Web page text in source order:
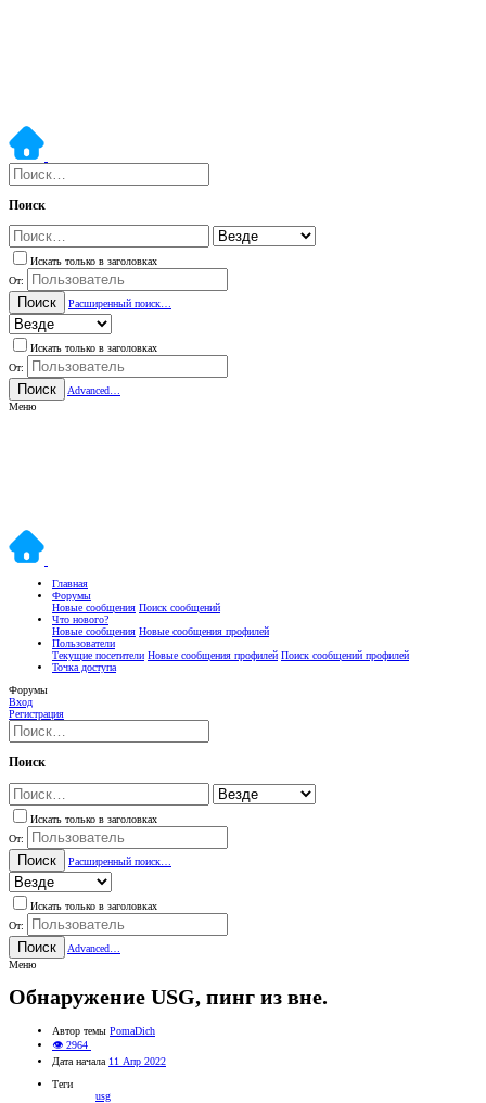
Поиск
Искать только в заголовках
От:
Поиск Расширенный поиск…
Искать только в заголовках
От:
Поиск
Advanced…
Меню
Главная
Форумы
Новые сообщения Поиск сообщений
Что нового?
Новые сообщения Новые сообщения профилей
Пользователи
Текущие посетители Новые сообщения профилей Поиск сообщений профилей
Точка доступа
Форумы
Вход
Регистрация
Поиск
Искать только в заголовках
От:
Поиск Расширенный поиск…
Искать только в заголовках
От:
Поиск
Advanced…
Меню
Обнаружение USG, пинг из вне.
Автор темы PomaDich
👁 2964
Дата начала 11 Апр 2022
Теги
usg